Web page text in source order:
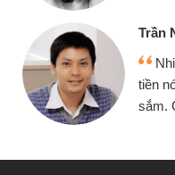
đều vay
tiếp tục mua